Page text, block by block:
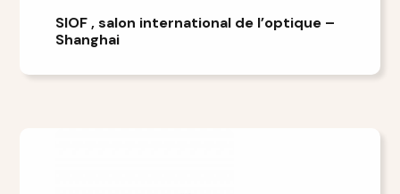
SIOF , salon international de l’optique –
Shanghai